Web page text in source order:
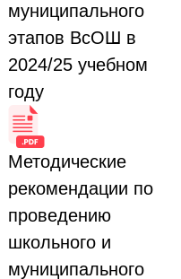
муниципального
этапов ВсОШ в
2024/25 учебном
году
Методические
рекомендации по
проведению
школьного и
муниципального